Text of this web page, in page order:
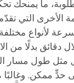
ما
الأخرى التي
لأنواع
دقائق
مثل طول مسار
حدٍّ ممكن.